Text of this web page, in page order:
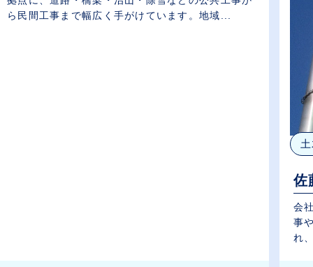
ら民間工事まで幅広く手がけています。地域...
佐
会
事
れ